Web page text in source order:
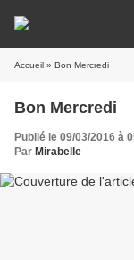
Accueil » Bon Mercredi
Bon Mercredi
Publié le 09/03/2016 à
Par Mirabelle